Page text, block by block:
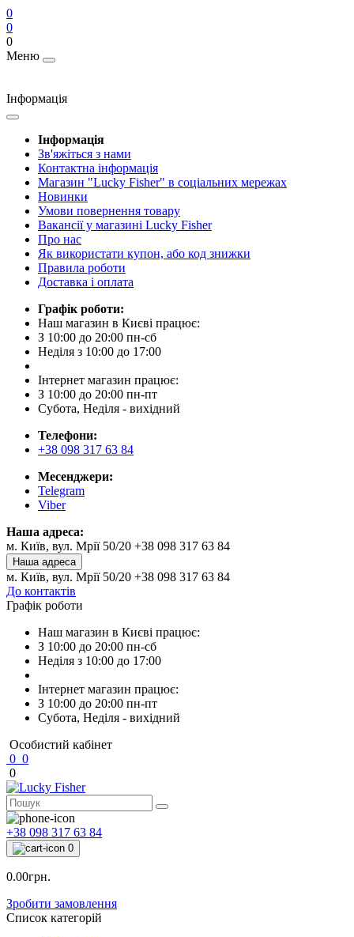
0
0
0
Меню
Інформація
Інформація
Зв'яжіться з нами
Контактна інформація
Магазин "Lucky Fisher" в соціальних мережах
Новинки
Умови повернення товару
Вакансії у магазині Lucky Fisher
Про нас
Як використати купон, або код знижки
Правила роботи
Доставка і оплата
Графік роботи:
Наш магазин в Києві працює:
З 10:00 до 20:00 пн-сб
Неділя з 10:00 до 17:00
Інтернет магазин працює:
З 10:00 до 20:00 пн-пт
Субота, Неділя - вихідний
Телефони:
+38 098 317 63 84
Месенджери:
Telegram
Viber
Наша адреса:
м. Київ, вул. Мрії 50/20 +38 098 317 63 84
Наша адреса
м. Київ, вул. Мрії 50/20 +38 098 317 63 84
До контактів
Графік роботи
Наш магазин в Києві працює:
З 10:00 до 20:00 пн-сб
Неділя з 10:00 до 17:00
Інтернет магазин працює:
З 10:00 до 20:00 пн-пт
Субота, Неділя - вихідний
Особистий кабінет
0 0
0
+38 098 317 63 84
0
0.00грн.
Зробити замовлення
Список категорій